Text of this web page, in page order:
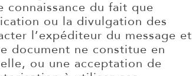
connaissance du fait que
ou la divulgation des
l’expéditeur du message et
document ne constitue en
ou une acceptation de